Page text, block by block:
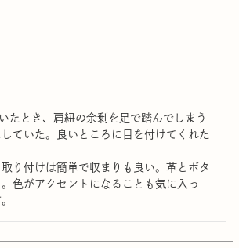
たとき、肩紐の余剰を足で踏んでしまう
ていた。良いところに目を付けてくれた
り付けは簡単で収まりも良い。革とボタ
色がアクセントになることも気に入っ